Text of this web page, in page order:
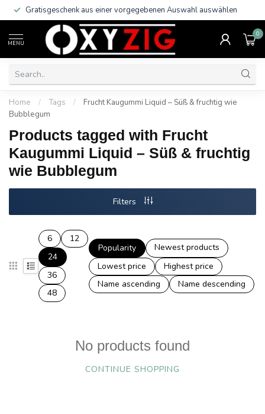
Gratisgeschenk aus einer vorgegebenen Auswahl auswählen
MENU
0
Home / Tags /
Frucht Kaugummi Liquid – Süß & fruchtig wie
Bubblegum
Products tagged with Frucht
Kaugummi Liquid – Süß & fruchtig
wie Bubblegum
Filters
6
12
24
36
48
Popularity
Newest products
Lowest price
Highest price
Name ascending
Name descending
No products found
CONTINUE SHOPPING